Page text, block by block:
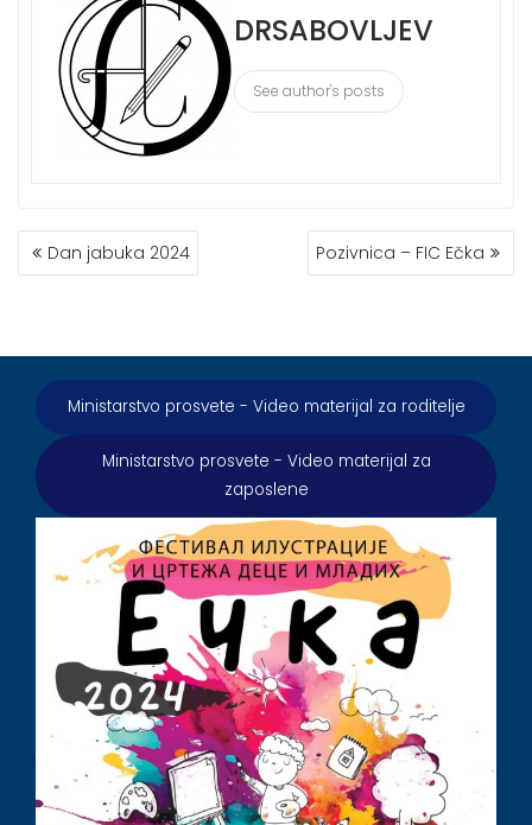
DRSABOVLJEV
See author's posts
КРЕТАЊЕ
ЧЛАНКА
Dan jabuka 2024 Pozivnica – FIC Ečka
Ministarstvo prosvete - Video materijal za roditelje
Ministarstvo prosvete - Video materijal za
zaposlene